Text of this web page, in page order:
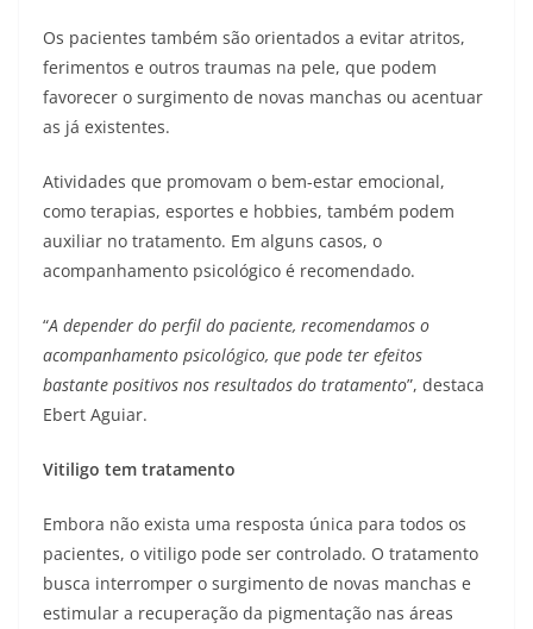
Os pacientes também são orientados a evitar atritos,
ferimentos e outros traumas na pele, que podem
favorecer o surgimento de novas manchas ou acentuar
as já existentes.
Atividades que promovam o bem-estar emocional,
como terapias, esportes e hobbies, também podem
auxiliar no tratamento. Em alguns casos, o
acompanhamento psicológico é recomendado.
“A depender do perfil do paciente, recomendamos o
acompanhamento psicológico, que pode ter efeitos
bastante positivos nos resultados do tratamento”, destaca
Ebert Aguiar.
Vitiligo tem tratamento
Embora não exista uma resposta única para todos os
pacientes, o vitiligo pode ser controlado. O tratamento
busca interromper o surgimento de novas manchas e
estimular a recuperação da pigmentação nas áreas